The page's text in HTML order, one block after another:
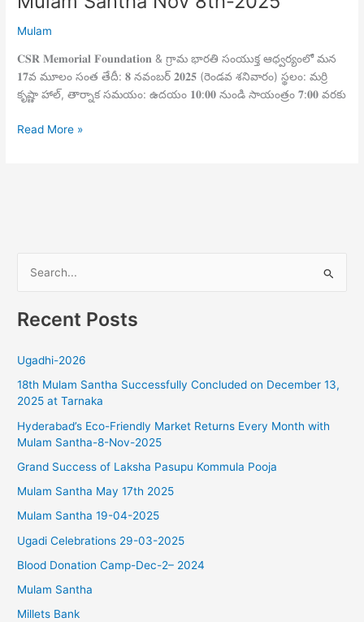
Mulam
𝐂𝐒𝐑 𝐌𝐞𝐦𝐨𝐫𝐢𝐚𝐥 𝐅𝐨𝐮𝐧𝐝𝐚𝐭𝐢𝐨𝐧 & గ్రామ భారతి సంయుక్త ఆధ్వర్యంలో మన
𝟏𝟕వ మూలం సంత తేదీ: 𝟖 నవంబర్ 𝟐𝟎𝟐𝟓 (రెండవ శనివారం) స్థలం: మర్రి
కృష్ణా హాల్, తార్నాక సమయం: ఉదయం 𝟏𝟎:𝟎𝟎 నుండి సాయంత్రం 𝟕:𝟎𝟎 వరకు
Read More »
a
c
h
f
o
:
Recent Posts
Ugadhi-2026
18th Mulam Santha Successfully Concluded on December 13,
2025 at Tarnaka
Hyderabad’s Eco-Friendly Market Returns Every Month with
Mulam Santha-8-Nov-2025
Grand Success of Laksha Pasupu Kommula Pooja
Mulam Santha May 17th 2025
Mulam Santha 19-04-2025
Ugadi Celebrations 29-03-2025
Blood Donation Camp-Dec-2– 2024
Mulam Santha
Millets Bank